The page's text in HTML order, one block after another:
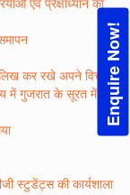
Enquire Now!
कर रखे अपने विचार
में गुजरात के सूरत में
स्टुडेंट्स की कार्यशाला